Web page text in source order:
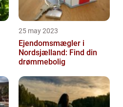
25 may 2023
Ejendomsmægler i
Nordsjælland: Find din
drømmebolig